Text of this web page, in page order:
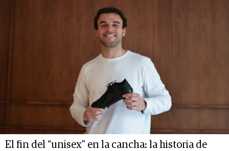
El fin del “unisex” en la cancha: la historia de